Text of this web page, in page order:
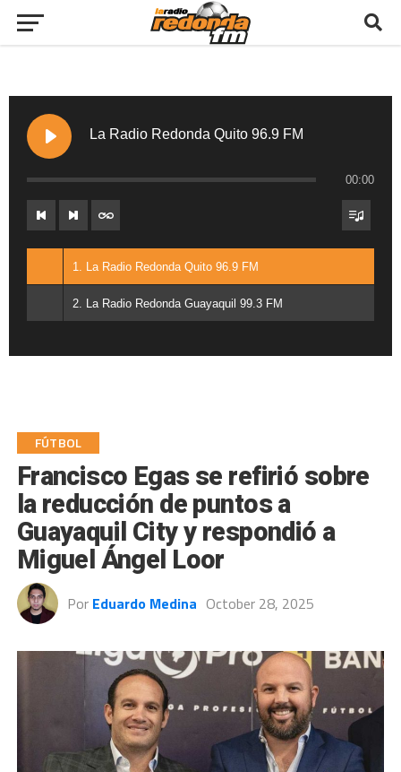
La Radio Redonda Quito 96.9 FM
00:00
1. La Radio Redonda Quito 96.9 FM
2. La Radio Redonda Guayaquil 99.3 FM
FÚTBOL
Francisco Egas se refirió sobre
la reducción de puntos a
Guayaquil City y respondió a
Miguel Ángel Loor
Por Eduardo Medina October 28, 2025